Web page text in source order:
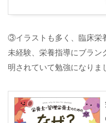
③イラストも多く、臨床栄
未経験、栄養指導にブラン
明されていて勉強になりま